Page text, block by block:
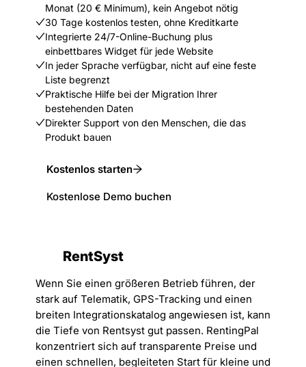
Monat (20 € Minimum), kein Angebot nötig
30 Tage kostenlos testen, ohne Kreditkarte
Integrierte 24/7-Online-Buchung plus
einbettbares Widget für jede Website
In jeder Sprache verfügbar, nicht auf eine feste
Liste begrenzt
Praktische Hilfe bei der Migration Ihrer
bestehenden Daten
Direkter Support von den Menschen, die das
Produkt bauen
Kostenlos starten
Kostenlose Demo buchen
RentSyst
Wenn Sie einen größeren Betrieb führen, der
stark auf Telematik, GPS-Tracking und einen
breiten Integrationskatalog angewiesen ist, kann
die Tiefe von Rentsyst gut passen. RentingPal
konzentriert sich auf transparente Preise und
einen schnellen, begleiteten Start für kleine und